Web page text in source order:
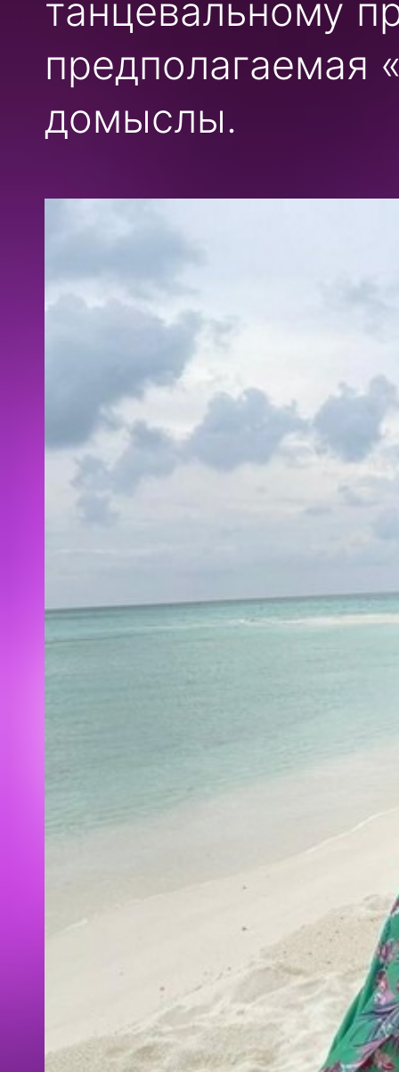
танцевальному
предполагаемая
домыслы.